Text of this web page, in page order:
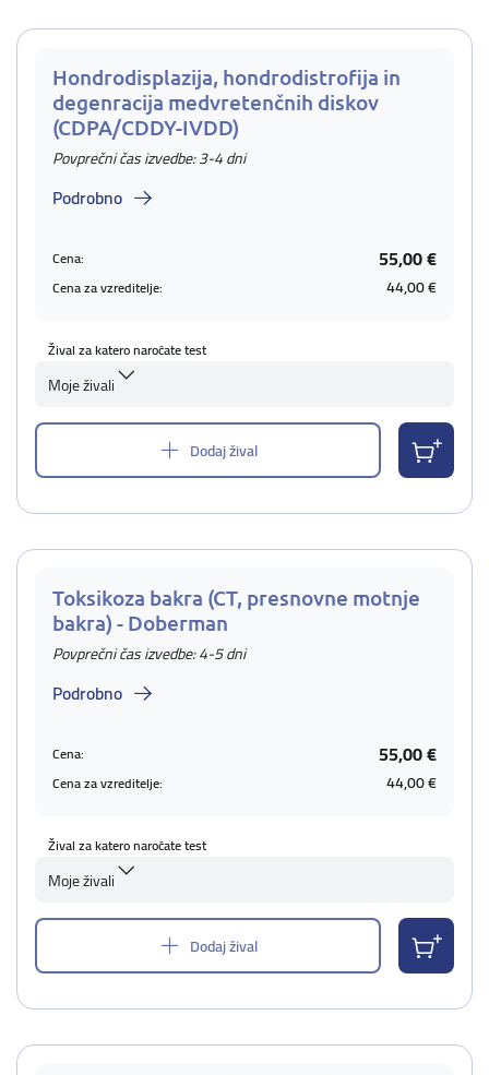
Hondrodisplazija, hondrodistrofija in
degenracija medvretenčnih diskov
(CDPA/CDDY-IVDD)
Povprečni čas izvedbe: 3-4 dni
Podrobno
Cena: 55,00 €
Cena za vzreditelje: 44,00 €
Žival za katero naročate test
Moje živali
Dodaj žival
Toksikoza bakra (CT, presnovne motnje
bakra) - Doberman
Povprečni čas izvedbe: 4-5 dni
Podrobno
Cena: 55,00 €
Cena za vzreditelje: 44,00 €
Žival za katero naročate test
Moje živali
Dodaj žival